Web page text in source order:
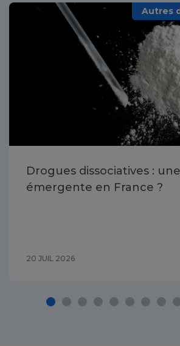
Autres
Drogues dissociatives :
émergente en France ?
20 JUIL 2026